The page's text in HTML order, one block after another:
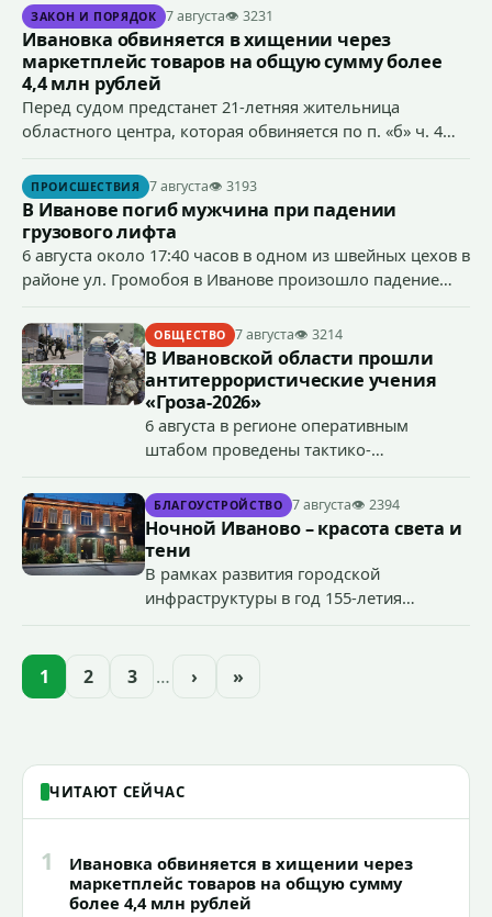
ЗАКОН И ПОРЯДОК 7 августа👁 3231
Ивановка обвиняется в хищении через
маркетплейс товаров на общую сумму более
4,4 млн рублей
Перед судом предстанет 21-летняя жительница
областного центра, которая обвиняется по п. «б» ч. 4
сумму более 4,4 млн рублей через маркетплейс.
ПРОИСШЕСТВИЯ 7 августа👁 3193
В Иванове погиб мужчина при падении
грузового лифта
6 августа около 17:40 часов в одном из швейных цехов в
районе ул. Громобоя в Иванове произошло падение
ОБЩЕСТВО 7 августа👁 3214
В Ивановской области прошли
антитеррористические учения
«Гроза-2026»
6 августа в регионе оперативным
штабом проведены тактико-
террористического акта на объекте
органов государственной власти.
«Гроза-2026».
БЛАГОУСТРОЙСТВО 7 августа👁 2394
Ночной Иваново – красота света и
тени
В рамках развития городской
инфраструктуры в год 155-летия
проекта подсветки исторических
1 2 3 … › »
ЧИТАЮТ СЕЙЧАС
1
Ивановка обвиняется в хищении через
маркетплейс товаров на общую сумму
более 4,4 млн рублей